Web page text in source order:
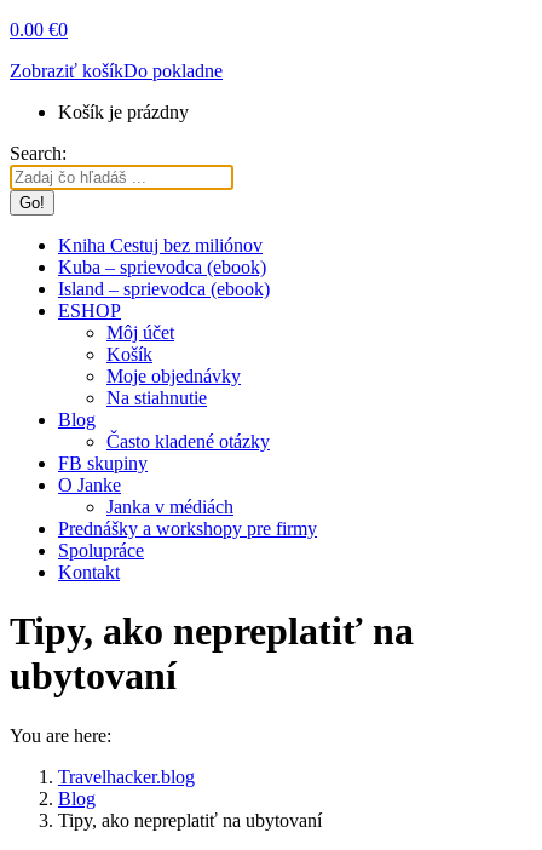
0.00 €0
Zobraziť košíkDo pokladne
Košík je prázdny
Search:
Kniha Cestuj bez miliónov
Kuba – sprievodca (ebook)
Island – sprievodca (ebook)
ESHOP
Môj účet
Košík
Moje objednávky
Na stiahnutie
Blog
Často kladené otázky
FB skupiny
O Janke
Janka v médiách
Prednášky a workshopy pre firmy
Spolupráce
Kontakt
Tipy, ako nepreplatiť na
ubytovaní
You are here:
Travelhacker.blog
Blog
Tipy, ako nepreplatiť na ubytovaní